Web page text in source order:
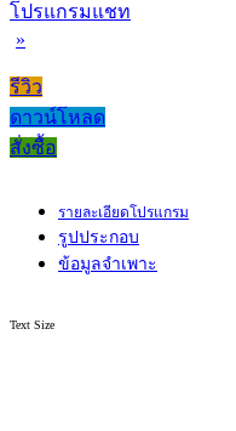
โปรแกรมแชท
»
รีวิว
ดาวน์โหลด
สั่งซื้อ
รายละเอียดโปรแกรม
รูปประกอบ
ข้อมูลจำเพาะ
Text Size